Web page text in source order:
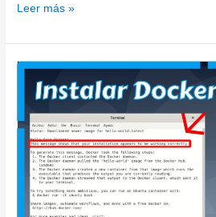
Cómo
Docker
Engine
Leer más »